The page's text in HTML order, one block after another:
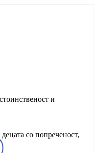
и
со попреченост,